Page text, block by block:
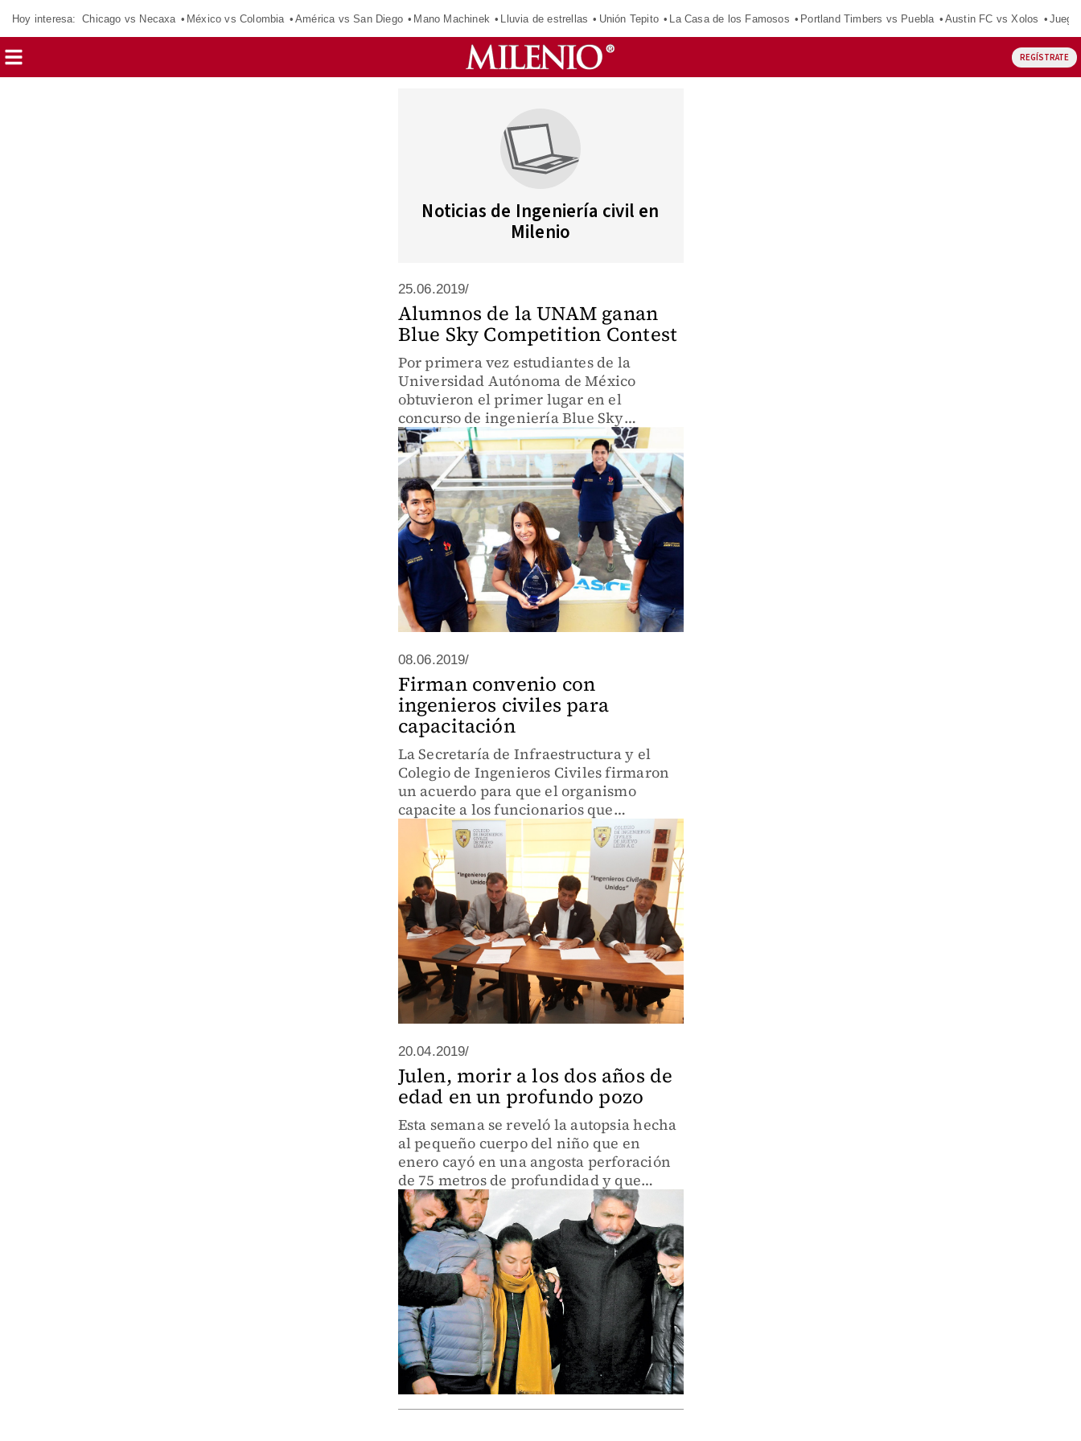
Hoy interesa: Chicago vs Necaxa México vs Colombia América vs San Diego Mano Machinek Lluvia de estrellas Unión Tepito La Casa de los Famosos Portland Timbers vs Puebla Austin FC vs Xolos
REGÍSTRATE
Noticias de Ingeniería civil en
Milenio
25.06.2019/
Alumnos de la UNAM ganan
Blue Sky Competition Contest
Por primera vez estudiantes de la
Universidad Autónoma de México
obtuvieron el primer lugar en el
concurso de ingeniería Blue Sky
Competition Contest.
08.06.2019/
Firman convenio con
ingenieros civiles para
capacitación
La Secretaría de Infraestructura y el
Colegio de Ingenieros Civiles firmaron
un acuerdo para que el organismo
capacite a los funcionarios que
participan en los procesos de obra
pública en el estado.
20.04.2019/
Julen, morir a los dos años de
edad en un profundo pozo
Esta semana se reveló la autopsia hecha
al pequeño cuerpo del niño que en
enero cayó en una angosta perforación
de 75 metros de profundidad y que
mantuvo a todos los españoles en vilo
esperanzados de salvarle la vida.